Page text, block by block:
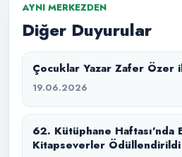
AYNI MERKEZDEN
Diğer Duyurular
Çocuklar Yazar Zafer Özer
19.06.2026
62. Kütüphane Haftası’nda
Kitapseverler Ödüllendirildi